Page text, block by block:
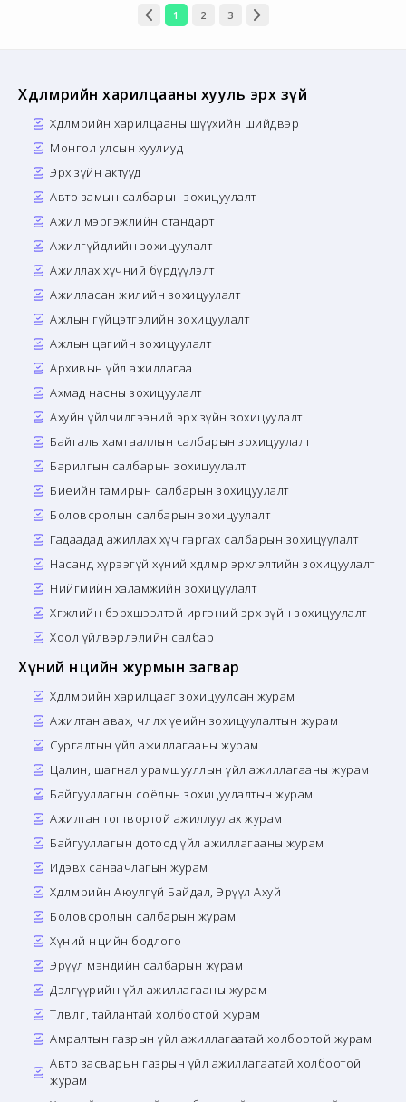
1 2 3
Хөдөлмөрийн харилцааны хууль эрх зүй
Хөдөлмөрийн харилцааны шүүхийн шийдвэр
Монгол улсын хуулиуд
Эрх зүйн актууд
Авто замын салбарын зохицуулалт
Ажил мэргэжлийн стандарт
Ажилгүйдлийн зохицуулалт
Ажиллах хүчний бүрдүүлэлт
Ажилласан жилийн зохицуулалт
Ажлын гүйцэтгэлийн зохицуулалт
Ажлын цагийн зохицуулалт
Архивын үйл ажиллагаа
Ахмад насны зохицуулалт
Ахуйн үйлчилгээний эрх зүйн зохицуулалт
Байгаль хамгааллын салбарын зохицуулалт
Барилгын салбарын зохицуулалт
Биеийн тамирын салбарын зохицуулалт
Боловсролын салбарын зохицуулалт
Гадаадад ажиллах хүч гаргах салбарын зохицуулалт
Насанд хүрээгүй хүний хөдөлмөр эрхлэлтийн зохицуулалт
Нийгмийн халамжийн зохицуулалт
Хөгжлийн бэрхшээлтэй иргэний эрх зүйн зохицуулалт
Хоол үйлвэрлэлийн салбар
Хүний нөөцийн журмын загвар
Хөдөлмөрийн харилцааг зохицуулсан журам
Ажилтан авах, чөлөөлөх үеийн зохицуулалтын журам
Сургалтын үйл ажиллагааны журам
Цалин, шагнал урамшууллын үйл ажиллагааны журам
Байгууллагын соёлын зохицуулалтын журам
Ажилтан тогтвортой ажиллуулах журам
Байгууллагын дотоод үйл ажиллагааны журам
Идэвх санаачлагын журам
Хөдөлмөрийн Аюулгүй Байдал, Эрүүл Ахуй
Боловсролын салбарын журам
Хүний нөөцийн бодлого
Эрүүл мэндийн салбарын журам
Дэлгүүрийн үйл ажиллагааны журам
Төлөвлөгөө, тайлантай холбоотой журам
Амралтын газрын үйл ажиллагаатай холбоотой журам
Авто засварын газрын үйл ажиллагаатай холбоотой
журам